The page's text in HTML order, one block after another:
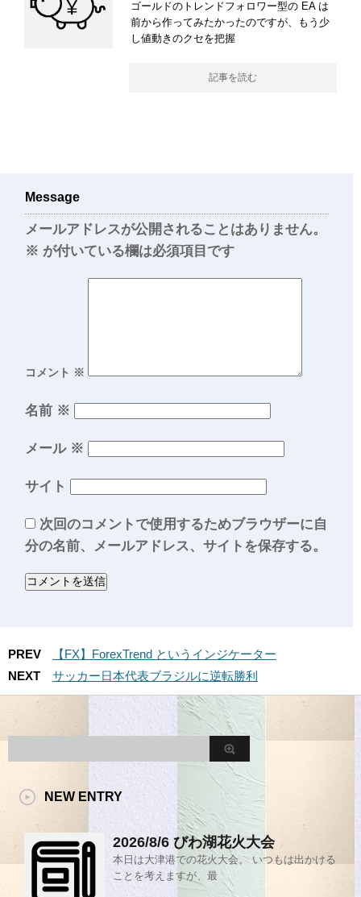
ゴールドのトレンドフォロワー型の EA は
前から作ってみたかったのですが、もう少
し値動きのクセを把握
記事を読む
Message
メールアドレスが公開されることはありません。
※ が付いている欄は必須項目です
コメント ※
名前 ※
メール ※
サイト
次回のコメントで使用するためブラウザーに自
分の名前、メールアドレス、サイトを保存する。
PREV
【FX】ForexTrend というインジケーター
NEXT
サッカー日本代表ブラジルに逆転勝利
NEW ENTRY
2026/8/6 びわ湖花火大会
本日は大津港での花火大会。 いつもは出かける
ことを考えますが、最